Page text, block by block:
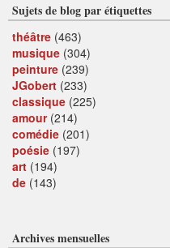
Sujets de blog par étiquettes
théâtre (463)
musique (304)
peinture (239)
JGobert (233)
classique (225)
amour(214)
comédie (201)
poésie (197)
art (194)
de (143)
Archives mensuelles